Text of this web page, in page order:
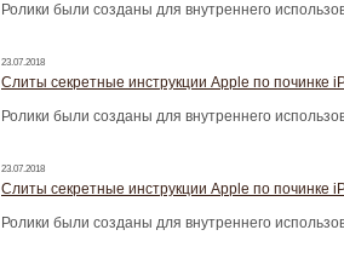
Ролики были созданы для внутреннего
23.07.2018
Слиты секретные инструкции Apple по починке
Ролики были созданы для внутреннего
23.07.2018
Слиты секретные инструкции Apple по починке
Ролики были созданы для внутреннего